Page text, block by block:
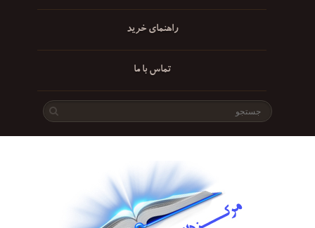
راهنمای خرید
تماس با ما